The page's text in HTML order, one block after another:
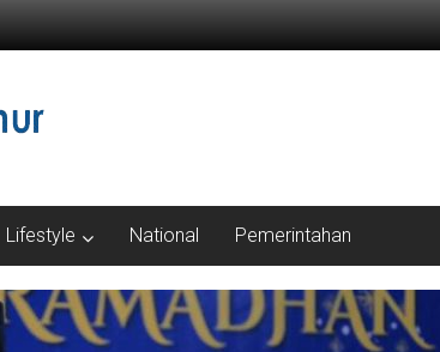
Lifestyle National Pemerintahan